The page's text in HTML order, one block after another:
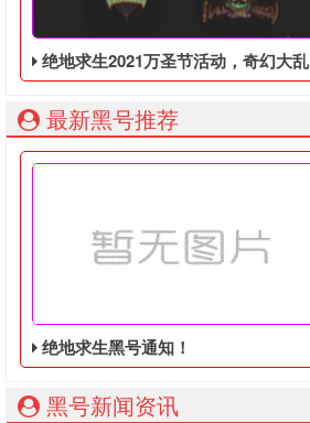
绝地求生2021万圣节活动，奇幻大乱斗回归，还有新皮肤和新地图
最新黑号推荐
绝地求生黑号通知！
黑号新闻资讯